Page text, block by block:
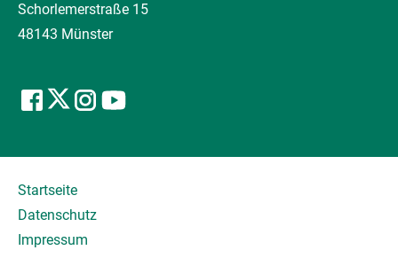
Schorlemerstraße 15
48143 Münster
Startseite
Datenschutz
Impressum